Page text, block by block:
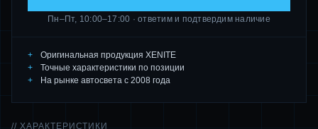
Пн–Пт, 10:00–17:00 · ответим и подтвердим наличие
Оригинальная продукция XENITE
Точные характеристики по позиции
На рынке автосвета с 2008 года
// ХАРАКТЕРИСТИКИ